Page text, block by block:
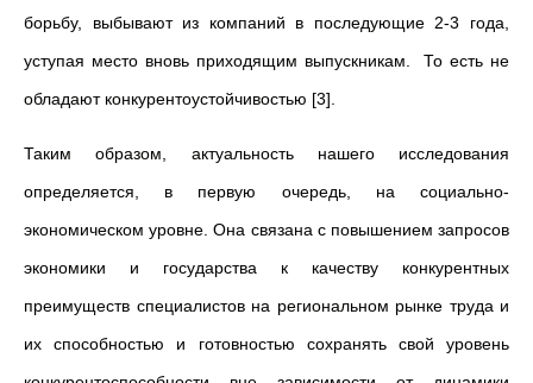
борьбу, выбывают из компаний в последующие 2-3 года,
уступая место вновь приходящим выпускникам. То есть не
обладают конкурентоустойчивостью [3].
Таким образом, актуальность нашего исследования
определяется, в первую очередь, на социально-
экономическом уровне. Она связана с повышением запросов
экономики и государства к качеству конкурентных
преимуществ специалистов на региональном рынке труда и
их способностью и готовностью сохранять свой уровень